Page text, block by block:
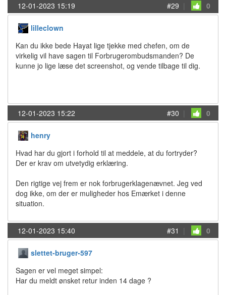
12-01-2023 15:19 #29 | 0
lilleclown
Kan du ikke bede Hayat lige tjekke med chefen, om de
virkelig vil have sagen til Forbrugerombudsmanden? De
kunne jo lige læse det screenshot, og vende tilbage til dig.
12-01-2023 15:22 #30 | 0
henry
Hvad har du gjort i forhold til at meddele, at du fortryder?
Der er krav om utvetydig erklæring.
Den rigtige vej frem er nok forbrugerklagenævnet. Jeg ved
dog ikke, om der er muligheder hos Emærket i denne
situation.
12-01-2023 15:40 #31 | 0
slettet-bruger-597
Sagen er vel meget simpel:
Har du meldt ønsket retur inden 14 dage ?